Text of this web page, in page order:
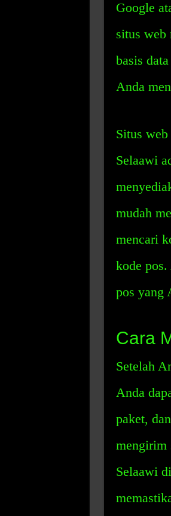
Google
situs web
basis
Anda
Situs
Selaawi
mudah
mencari
kode
pos yang
Cara
Setelah
Anda
paket,
mengirim
Selaawi